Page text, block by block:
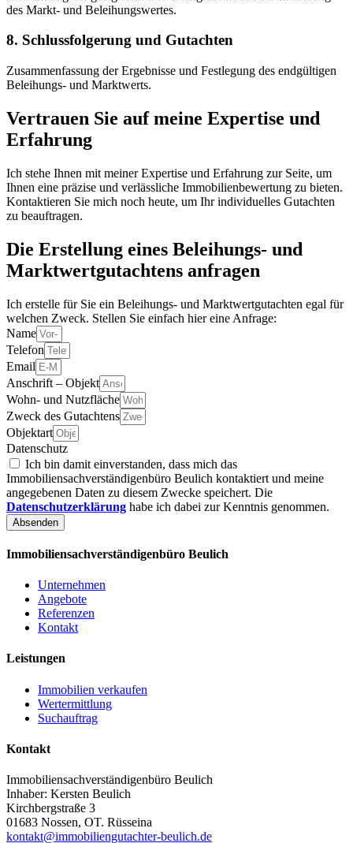
des Markt- und Beleihungswertes.
8. Schlussfolgerung und Gutachten
Zusammenfassung der Ergebnisse und Festlegung des endgültigen
Beleihungs- und Marktwerts.
Vertrauen Sie auf meine Expertise und
Erfahrung
Ich stehe Ihnen mit meiner Expertise und Erfahrung zur Seite, um
Ihnen eine präzise und verlässliche Immobilienbewertung zu bieten.
Kontaktieren Sie mich noch heute, um Ihr individuelles Gutachten
zu beauftragen.
Die Erstellung eines Beleihungs- und
Marktwertgutachtens anfragen
Ich erstelle für Sie ein Beleihungs- und Marktwertgutachten egal für
welchen Zweck. Stellen Sie einfach hier eine Anfrage:
Name
Telefon
Email
Anschrift – Objekt
Wohn- und Nutzfläche
Zweck des Gutachtens
Objektart
Datenschutz
Ich bin damit einverstanden, dass mich das
Immobiliensachverständigenbüro Beulich kontaktiert und meine
angegebenen Daten zu diesem Zwecke speichert. Die
Datenschutzerklärung habe ich dabei zur Kenntnis genommen.
Absenden
Immobiliensachverständigenbüro Beulich
Unternehmen
Angebote
Referenzen
Kontakt
Leistungen
Immobilien verkaufen
Wertermittlung
Suchauftrag
Kontakt
Immobiliensachverständigenbüro Beulich
Inhaber: Kersten Beulich
Kirchbergstraße 3
01683 Nossen, OT. Rüsseina
kontakt@immobiliengutachter-beulich.de